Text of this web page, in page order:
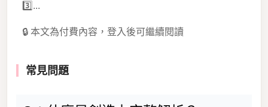
3️⃣...
🔒 本文為付費內容，登入後可繼續閱讀
常見問題